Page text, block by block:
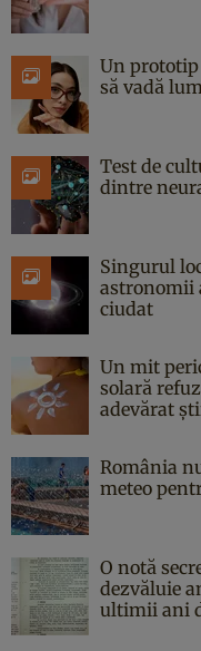
Un
să vadă
Test de
dintre
Singurul
astronomii
ciudat
Un mit
solară
adevărat
România
meteo
O notă
dezvăluie
ultimii ani